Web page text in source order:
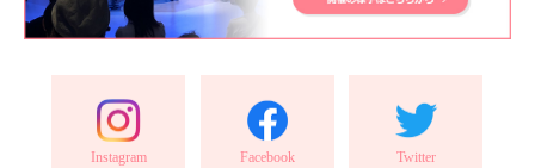
Instagram Facebook Twitter